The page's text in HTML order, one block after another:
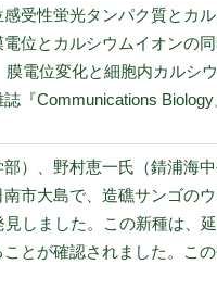
受性蛍光タンパク質とカ
位とカルシウムイオンの
電位変化と細胞内カルシ
『Communications Biology
）、野村恵一氏（錆浦海
市大島で、造礁サンゴの
しました。この新種は、
とが確認されました。こ